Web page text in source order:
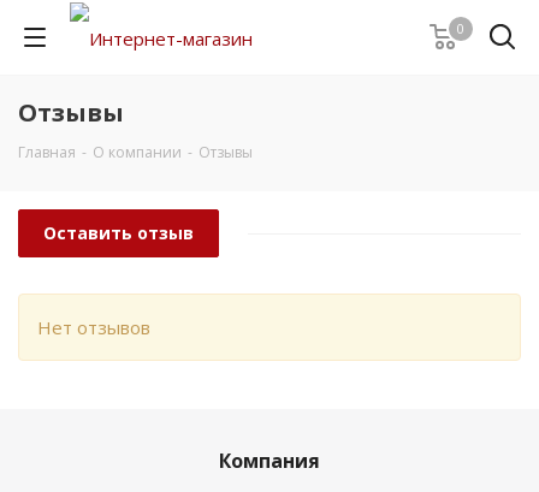
0
Отзывы
Главная - О компании - Отзывы
Оставить отзыв
Нет отзывов
Компания